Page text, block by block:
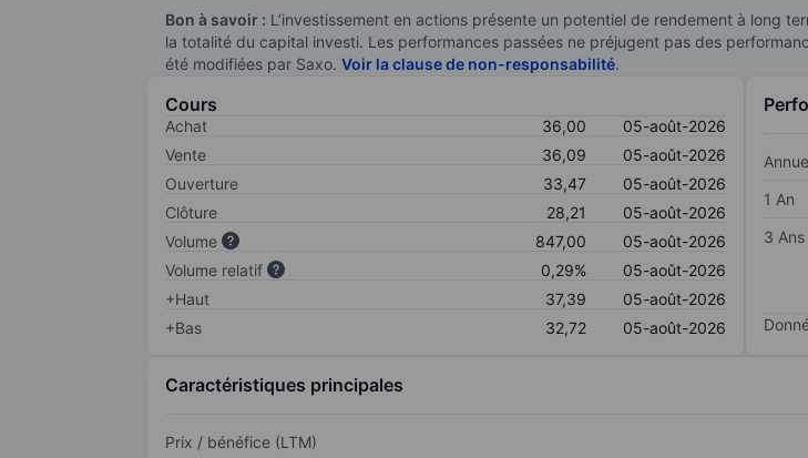
Bon à savoir : L’investissement en actions présente un potentiel de rendement à long
la totalité du capital investi. Les performances passées ne préjugent pas des
été modifiées par Saxo. Voir la clause de non-responsabilité.
Cours
Achat 36,00
05-août-2026
Vente
36,09
05-août-2026
Ouverture
33,47
05-août-2026
Clôture
28,21
05-août-2026
Volume
847,00
05-août-2026
Volume relatif
0,29%
05-août-2026
+Haut
37,39
05-août-2026
+Bas
32,72 05-août-2026
1 An
3 Ans
Caractéristiques principales
Prix / bénéfice (LTM)